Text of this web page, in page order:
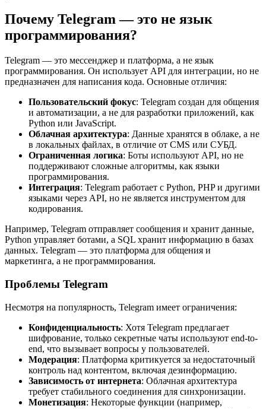
Почему Telegram — это не язык
программирования?
Telegram — это мессенджер и платформа, а не язык
программирования. Он использует API для интеграции, но не
предназначен для написания кода. Основные отличия:
Пользовательский фокус: Telegram создан для общения
и автоматизации, а не для разработки приложений, как
Python или JavaScript.
Облачная архитектура: Данные хранятся в облаке, а не
в локальных файлах, в отличие от CMS или СУБД.
Ограниченная логика: Боты используют API, но не
поддерживают сложные алгоритмы, как языки
программирования.
Интеграция: Telegram работает с Python, PHP и другими
языками через API, но не является инструментом для
кодирования.
Например, Telegram отправляет сообщения и хранит данные,
Python управляет ботами, а SQL хранит информацию в базах
данных. Telegram — это платформа для общения и
маркетинга, а не программирования.
Проблемы Telegram
Несмотря на популярность, Telegram имеет ограничения:
Конфиденциальность: Хотя Telegram предлагает
шифрование, только секретные чаты используют end-to-
end, что вызывает вопросы у пользователей.
Модерация: Платформа критикуется за недостаточный
контроль над контентом, включая дезинформацию.
Зависимость от интернета: Облачная архитектура
требует стабильного соединения для синхронизации.
Монетизация: Некоторые функции (например,